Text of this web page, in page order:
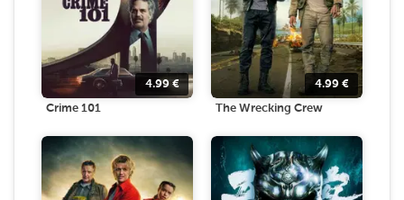
4.99€
Crime 101
4.99 €
The Wrecking Crew